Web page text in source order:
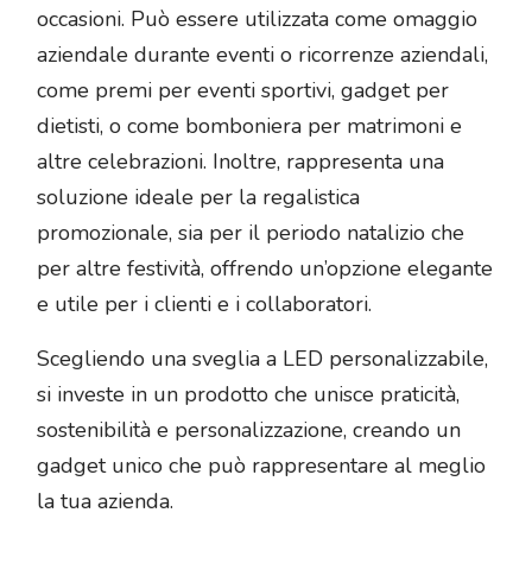
occasioni. Può essere utilizzata come omaggio
aziendale durante eventi o ricorrenze aziendali,
come premi per eventi sportivi, gadget per
dietisti, o come bomboniera per matrimoni e
altre celebrazioni. Inoltre, rappresenta una
soluzione ideale per la regalistica
promozionale, sia per il periodo natalizio che
per altre festività, offrendo un’opzione elegante
e utile per i clienti e i collaboratori.
Scegliendo una sveglia a LED personalizzabile,
si investe in un prodotto che unisce praticità,
sostenibilità e personalizzazione, creando un
gadget unico che può rappresentare al meglio
la tua azienda.